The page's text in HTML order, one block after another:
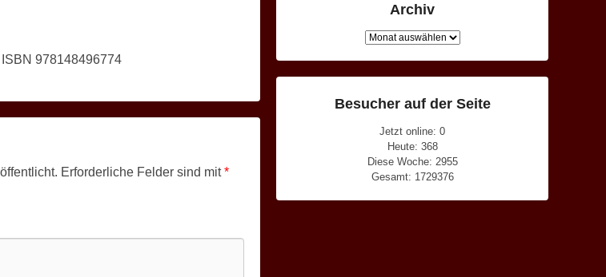
ISBN 978148496774
Erforderliche Felder sind mit*
Archiv
Archiv
Besucher auf der Seite
Jetzt online: 0
Heute: 368
Diese Woche: 2955
Gesamt: 1729376